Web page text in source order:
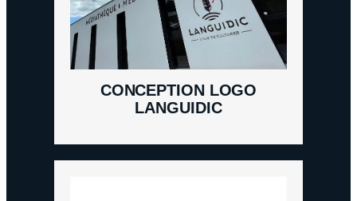
CONCEPTION LOGO
LANGUIDIC